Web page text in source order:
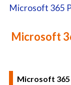
Microsoft 365
Microsoft
Microsoft 365